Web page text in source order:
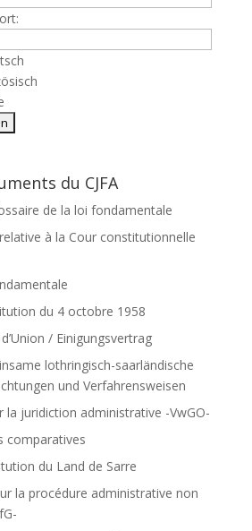
du CJFA
de la loi fondamentale
relative à la Cour constitutionnelle
du 4 octobre 1958
/ Einigungsvertrag
lothringisch-saarländische
und Verfahrensweisen
la juridiction administrative -VwGO-
comparatives
du Land de Sarre
la procédure administrative non